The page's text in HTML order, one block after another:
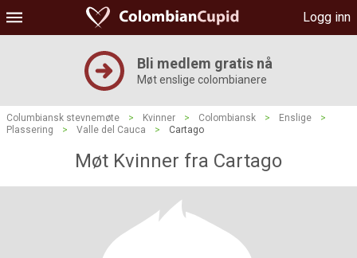
Logg inn
Bli medlem gratis nå
Møt enslige colombianere
Columbiansk stevnemøte > Kvinner > Colombiansk > Enslige
>
Plassering
> Valle del Cauca > Cartago
Møt Kvinner fra Cartago